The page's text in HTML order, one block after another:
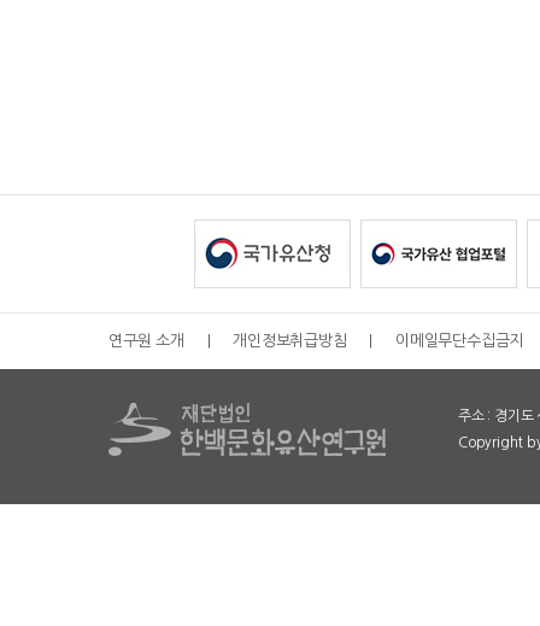
연구원 소개 개인정보취급방침 이메일무단수집금지
주소 : 경기
Copyright